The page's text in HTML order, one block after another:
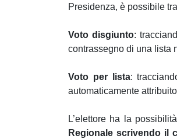
Presidenza, è possibile
Voto disgiunto:
contrassegno di una lista
Voto per lista:
automaticamente
L’elettore ha la
Regionale scrivendo il